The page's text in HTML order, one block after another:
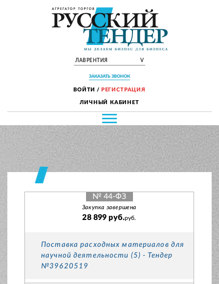
ЛАВРЕНТИЯ V
ЗАКАЗАТЬ ЗВОНОК
ВОЙТИ / РЕГИСТРАЦИЯ
ЛИЧНЫЙ КАБИНЕТ
№ 44-ФЗ
Закупка завершена
28 899 руб.руб.
Поставка расходных материалов для
научной деятельности (5) - Тендер
№39620519